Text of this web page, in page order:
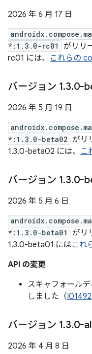
2026 年 6 月 17 日
*:1.3.0-rc01
がリリ
rc01 には、 これらの
バージョン 1.3.0-
2026 年 5 月 19 日
*:1.3.0-beta02 がリ
1.3.0-beta02 には、 こ
バージョン 1.3.0-
2026 年 5 月 6 日
*:1.3.0-beta01
がリ
1.3.0-beta01 にはこれ
API の変更
スキャフォール
しました（I01492
バージョン 1.3.0-
2026 年 4 月 8 日